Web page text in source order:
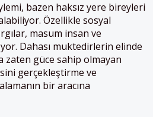
bazen haksız yere bireyleri
Özellikle sosyal
masum insan ve
Dahası muktedirlerin elinde
zaten güce sahip olmayan
gerçekleştirme ve
bir aracına